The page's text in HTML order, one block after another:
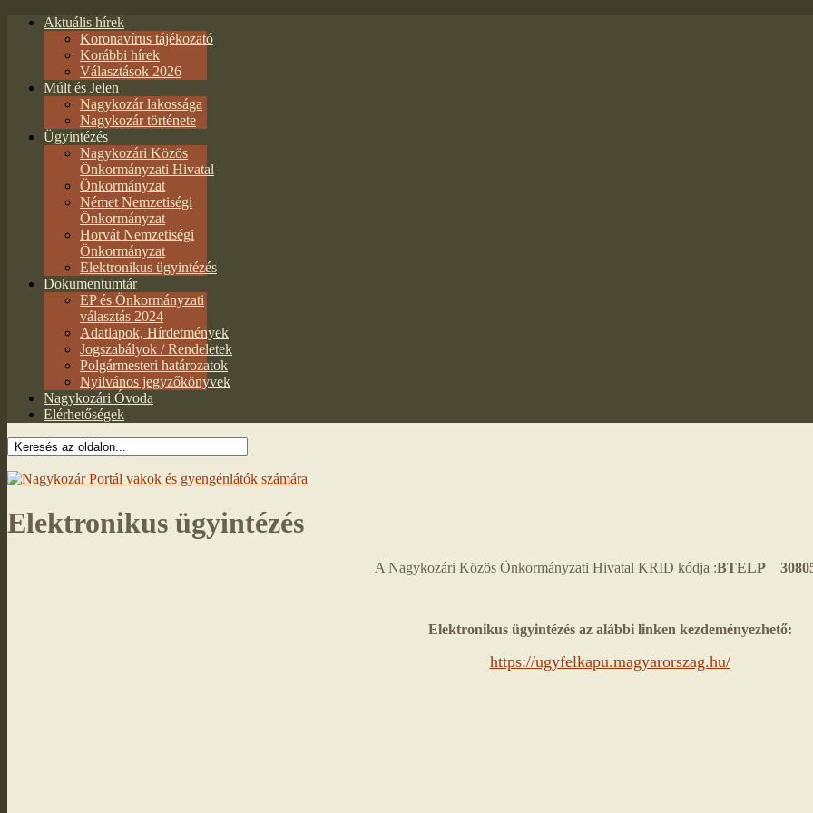
Aktuális hírek
Koronavírus tájékozató
Korábbi hírek
Választások 2026
Múlt és Jelen
Nagykozár lakossága
Nagykozár története
Ügyintézés
Nagykozári Közös
Önkormányzati Hivatal
Önkormányzat
Német Nemzetiségi
Önkormányzat
Horvát Nemzetiségi
Önkormányzat
Elektronikus ügyintézés
Dokumentumtár
EP és Önkormányzati
választás 2024
Adatlapok, Hírdetmények
Jogszabályok / Rendeletek
Polgármesteri határozatok
Nyilvános jegyzőkönyvek
Nagykozári Óvoda
Elérhetőségek
Elektronikus ügyintézés
A Nagykozári Közös Önkormányzati Hivatal KRID kódja :BTELP
Elektronikus ügyintézés az alábbi linken kezdeményezhető:
https://ugyfelkapu.magyarorszag.hu/